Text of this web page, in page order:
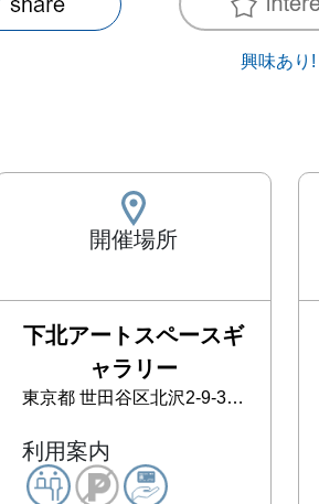
興味あり!
開催場所
下北アートスペースギ
ャラリー
東京都 世田谷区北沢2-9-3 久冨ビルB1F
利用案内